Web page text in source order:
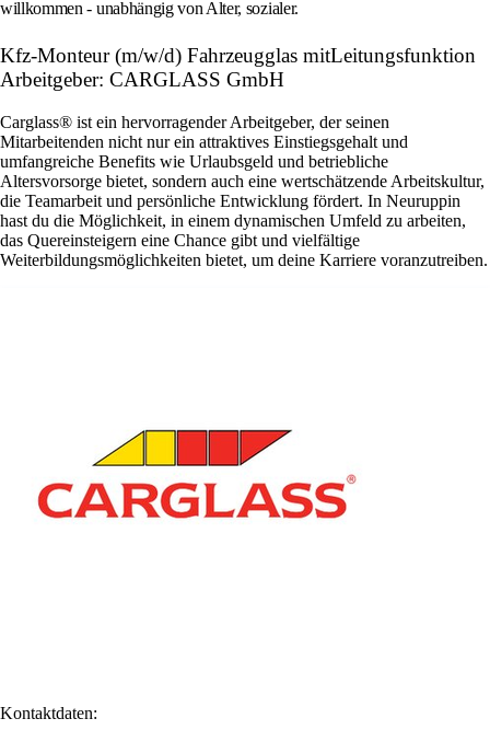
willkommen - unabhängig von Alter, sozialer.
Kfz-Monteur (m/w/d) Fahrzeugglas mitLeitungsfunktion
Arbeitgeber: CARGLASS GmbH
Carglass® ist ein hervorragender Arbeitgeber, der seinen
Mitarbeitenden nicht nur ein attraktives Einstiegsgehalt und
umfangreiche Benefits wie Urlaubsgeld und betriebliche
Altersvorsorge bietet, sondern auch eine wertschätzende Arbeitskultur,
die Teamarbeit und persönliche Entwicklung fördert. In Neuruppin
hast du die Möglichkeit, in einem dynamischen Umfeld zu arbeiten,
das Quereinsteigern eine Chance gibt und vielfältige
Weiterbildungsmöglichkeiten bietet, um deine Karriere voranzutreiben.
Kontaktdaten: